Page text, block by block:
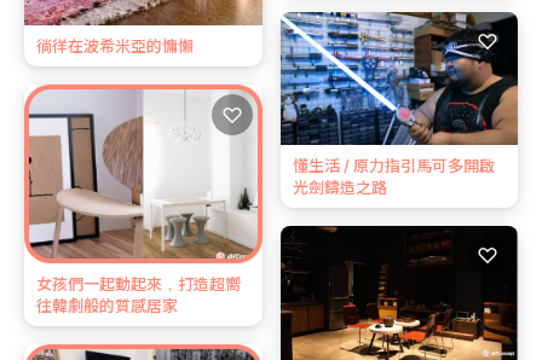
懂生活 / 原力指引馬可多開啟
光劍鑄造之路
♡
♡
徜徉在波希米亞的慵懶
女孩們一起動起來，打造超嚮
往韓劇般的質感居家
♡